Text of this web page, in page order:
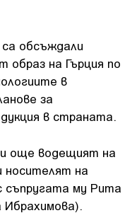
обсъждали
на Гърция по
в
за
в страната.
още водещият на
носителят на
съпругата му Рита